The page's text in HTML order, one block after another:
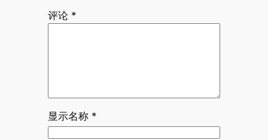
评论 *
显示名称 *